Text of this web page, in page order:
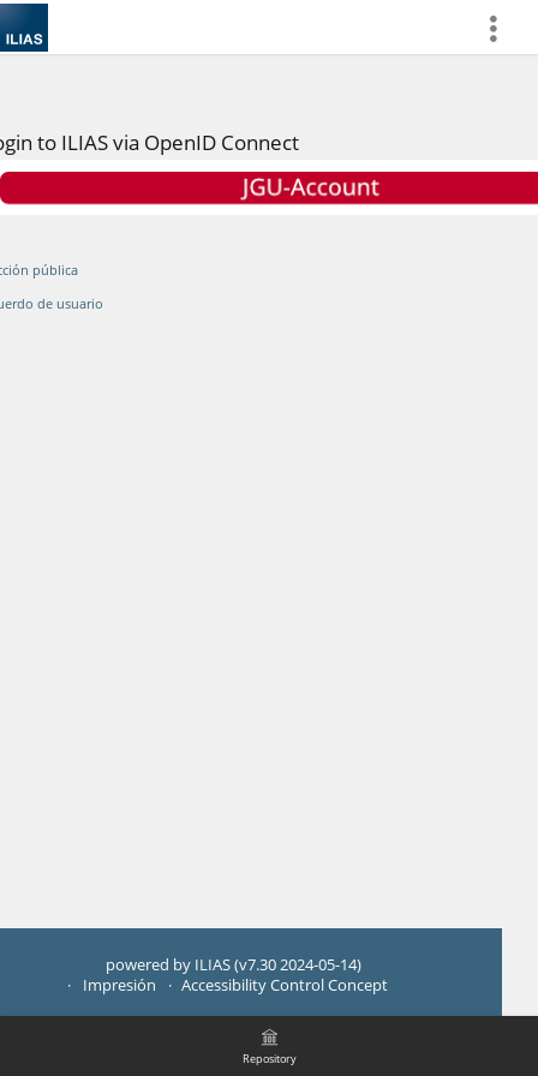
more
Repository
to ILIAS via OpenID Connect
pública
de usuario
powered by ILIAS (v7.30 2024-05-14)
Impresión
Accessibility Control Concept